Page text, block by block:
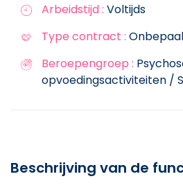
Arbeidstijd : Voltijds
Type contract :
Beroepengroep :
opvoedingsactiviteiten /
Beschrijving van de